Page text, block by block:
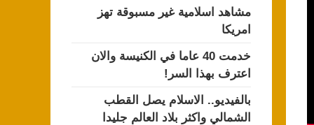
مشاهد اسلامية غير مسبوقة تهز
امريكا
خدمت 40 عاما في الكنيسة والان
اعترف بهذا السر!
بالفيديو.. الاسلام يصل القطب
الشمالي واكثر بلاد العالم جليدا